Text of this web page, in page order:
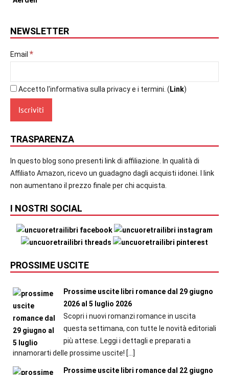
NEWSLETTER
Email *
Accetto l'informativa sulla privacy e i termini. (Link)
TRASPARENZA
In questo blog sono presenti link di affiliazione. In qualità di
Affiliato Amazon, ricevo un guadagno dagli acquisti idonei. I link
non aumentano il prezzo finale per chi acquista.
I NOSTRI SOCIAL
PROSSIME USCITE
Prossime uscite libri romance dal 29 giugno
2026 al 5 luglio 2026
Scopri i nuovi romanzi romance in uscita
questa settimana, con tutte le novità editoriali
più attese. Leggi i dettagli e preparati a
innamorarti delle prossime uscite! […]
Prossime uscite libri romance dal 22 giugno